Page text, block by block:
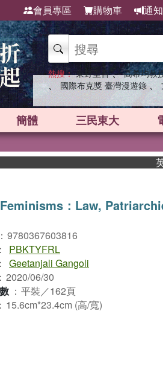
會員專區 購物車 通知
熱搜： 東野圭吾 、 高希均教
、 國際布克獎 臺灣漫遊錄 、
簡體 三民東大
英
：Law,
： 9780367603816
：
PBKTYFRL
： Geetanjali Gangoli
： 2020/06/30
： 平裝／162頁
： 15.6cm*23.4cm (高/寬)